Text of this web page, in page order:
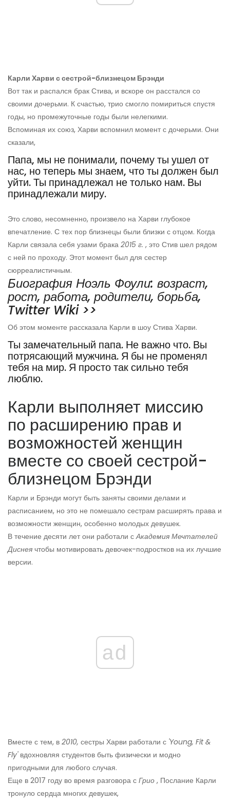
Карли Харви с сестрой-близнецом Брэнди
Вот так и распался брак Стива, и вскоре он расстался со
своими дочерьми. К счастью, трио смогло помириться спустя
годы, но промежуточные годы были нелегкими.
Вспоминая их союз, Харви вспомнил момент с дочерьми. Они
сказали,
Папа, мы не понимали, почему ты ушел от
нас, но теперь мы знаем, что ты должен был
уйти. Ты принадлежал не только нам. Вы
принадлежали миру.
Это слово, несомненно, произвело на Харви глубокое
впечатление. С тех пор близнецы были близки с отцом. Когда
Карли связала себя узами брака 2015 г. , это Стив шел рядом
с ней по проходу. Этот момент был для сестер
сюрреалистичным.
Биография Ноэль Фоули: возраст,
рост, работа, родители, борьба,
Twitter Wiki >>
Об этом моменте рассказала Карли в шоу Стива Харви.
Ты замечательный папа. Не важно что. Вы
потрясающий мужчина. Я бы не променял
тебя на мир. Я просто так сильно тебя
люблю.
Карли выполняет миссию
по расширению прав и
возможностей женщин
вместе со своей сестрой-
близнецом Брэнди
Карли и Брэнди могут быть заняты своими делами и
расписанием, но это не помешало сестрам расширять права и
возможности женщин, особенно молодых девушек.
В течение десяти лет они работали сАкадемия Мечтателей
Диснея чтобы мотивировать девочек-подростков на их лучшие
версии.
ad
Вместе с тем, в 2010, сестры Харви работали с 'Young, Fit &
Fly'вдохновляя студентов быть физически и модно
пригодными для любого случая.
Еще в 2017 году во время разговора с Грио , Послание Карли
тронуло сердца многих девушек,